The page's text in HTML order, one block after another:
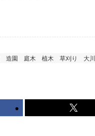
造園 庭木 植木 草刈り 大